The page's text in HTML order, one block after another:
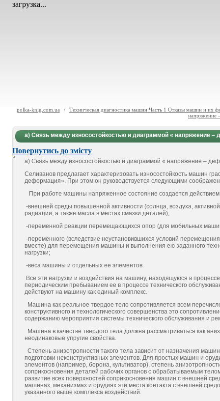
загрузка...
polka-knig.com.ua /
Техническая диагностика машин:Часть 1 Отказы машин и их
напряжение
а) Связь между износостойкостью и диаграммой « напряжение –
Повернутись до змісту
а) Связь между износостойкостью и диаграммой « напряжение –
Селиванов предлагает характеризовать износостойкость машин
деформация». При этом он руководствуется следующими
При работе машины напряженное состояние создается
-внешней среды повышенной активности (солнца, воздуха,
радиации, а также масла в местах смазки деталей);
-переменной реакции перемещающихся опор (для мобильных
-переменного (вследствие неустановившихся условий
вместе) для перемещения машины и вы­полнения ею заданного
нагрузки;
-веса машины и отдельных ее элементов.
Все эти нагрузки и воздействия на машину, находящуюся в
периодическим пребыванием ее в процессе техническо­го
действуют на машину как единый комплекс.
Машина как реальное твердое тело сопротивляется всем
конструктивного и технологического совершенства это
содержанию мероприятия системы техническо­го обслуживания и
Машина в качестве твердого тела должна рассматриваться как
неодинаковые упругие свойства.
Степень анизотропности такого тела зависит от назначения
подготовки неконструктивных элементов. Для простых машин и
элементов (например, борона, культиватор), степень
соприкосновения деталей рабочих органов с обра­батываемым
развитие всех поверхностей соприкосно­вения машин с внешней
машинах, механизмах и ору­диях эти места контакта с внешней
указанного выше комплекса воздействий.